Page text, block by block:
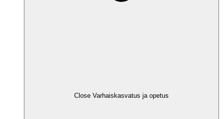
Close Varhaiskasvatus ja opetus